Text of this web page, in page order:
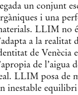
un conjunt
i una
LLIM no
a la realitat
de Venècia
de l’aigua
LLIM posa de
inestable